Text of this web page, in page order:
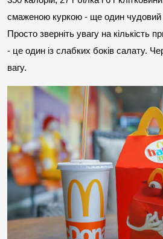
смаженою куркою - ще один чудовий
Просто зверніть увагу на кількість
- це один із слабких боків салату.
вагу.